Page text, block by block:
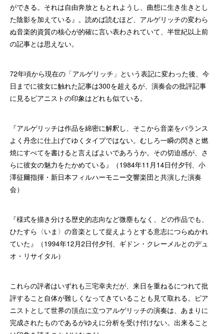
ができる。それは自由奔放ともとれようし、曲想に生き生きとし
た陰影を加えている』。読めば読むほど、アルゲリッチの変わら
ぬ音楽的資質の核心が的確に言い表わされていて、半世紀以上前
の記事とは思えない。
72年頃から現在の「アルゲリッチ」という表記に変わった後、今
日までに彼女に触れた記事は300を超えるが、演奏会の批評記事
に見るピアニストの印象はどれも似ている。
『アルゲリッチは作品を綿密に解釈し、そこから音楽をバランス
よく丹念に仕上げてゆくタイプではない。むしろ一瞬の閃きと燃
焼にすべてを書けると言えばよいであろうか。その切迫感が、さ
らに彼女の魅力をたかめている』（1984年11月14日付夕刊、小
澤征爾指揮・新日本フィルハーモニー交響楽団と共演した演奏
会）
『様式を描き分ける歴史的志向など微塵もなく、どの作品でも、
ひたすら〈いま〉の音楽として捉えようとする意志につらぬかれ
ていた』（1994年12月2日付夕刊、ギドン・クレーメルとのデュ
オ・リサイタル）
これらの評者はいずれも三宅幸夫だが、来日を重ねるにつれて批
評すること自体が難しくなってきていることも見て取れる。ピア
ニストとして世界の頂点に立つアルゲリッチの演奏は、あまりに
完成されたものであるがゆえに分析を受け付けない。出来ること